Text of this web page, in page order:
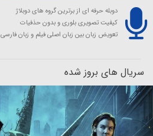
دوبله حرفه ای از برترین گروه های دوبلاژ
کیفیت تصویری بلوری و بدون حذفیات
تعویض زبان بین زبان اصلی فیلم و زبان فارسی
سریال های بروز شده